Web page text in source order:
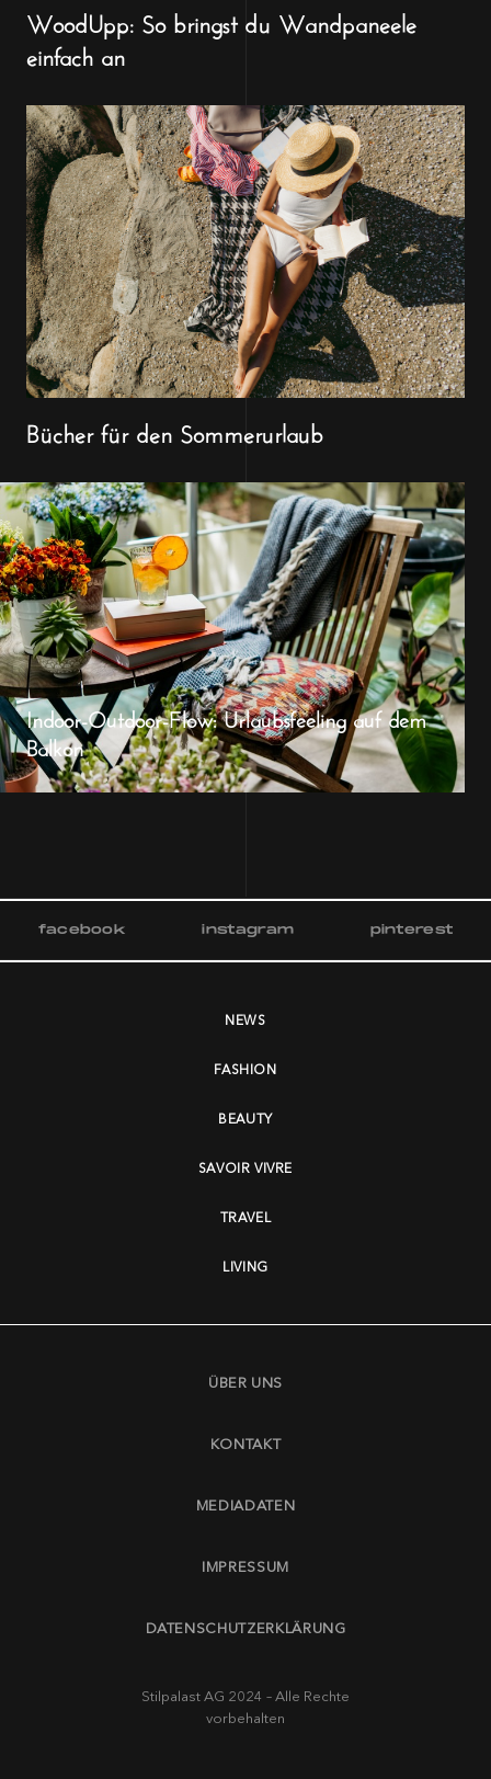
WoodUpp: So bringst du Wandpaneele
einfach an
Bücher für den Sommerurlaub
Indoor-Outdoor-Flow: Urlaubsfeeling auf dem
Balkon
facebook instagram pinterest
NEWS
FASHION
BEAUTY
SAVOIR VIVRE
TRAVEL
LIVING
ÜBER UNS
KONTAKT
MEDIADATEN
IMPRESSUM
DATENSCHUTZERKLÄRUNG
Stilpalast AG 2024 – Alle Rechte
vorbehalten